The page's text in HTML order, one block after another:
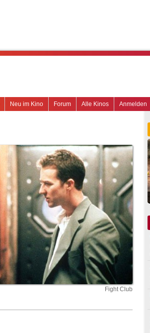
Anmelden
Alle Kinos
Forum
Neu im Kino
Fight Club